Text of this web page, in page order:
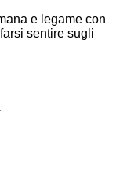
e legame con
sentire sugli